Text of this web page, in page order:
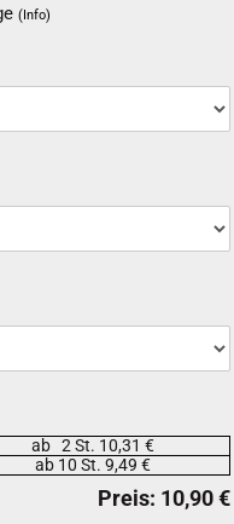
(Info)
ab 2 St. 10,31 €
ab 10 St. 9,49 €